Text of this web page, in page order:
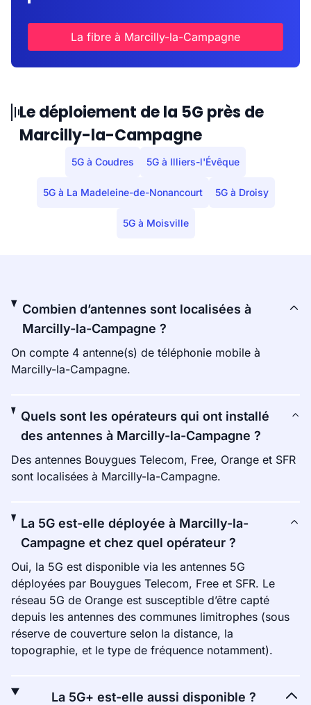
La fibre à Marcilly-la-Campagne
Le déploiement de la 5G près de
Marcilly-la-Campagne
5G à Coudres 5G à Illiers-l'Évêque
5G à La Madeleine-de-Nonancourt 5G à Droisy
5G à Moisville
Combien d’antennes sont localisées à
Marcilly-la-Campagne ?
On compte 4 antenne(s) de téléphonie mobile à
Marcilly-la-Campagne.
Quels sont les opérateurs qui ont installé
des antennes à Marcilly-la-Campagne ?
Des antennes Bouygues Telecom, Free, Orange et SFR
sont localisées à Marcilly-la-Campagne.
La 5G est-elle déployée à Marcilly-la-
Campagne et chez quel opérateur ?
Oui, la 5G est disponible via les antennes 5G
déployées par Bouygues Telecom, Free et SFR. Le
réseau 5G de Orange est susceptible d’être capté
depuis les antennes des communes limitrophes (sous
réserve de couverture selon la distance, la
topographie, et le type de fréquence notamment).
La 5G+ est-elle aussi disponible ?